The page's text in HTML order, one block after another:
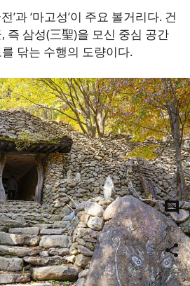
’과 ‘마고성’이 주요 볼거리다. 건
, 즉 삼성(三聖)을 모신 중심 공간
닦는 수행의 도량이다.
0
공유